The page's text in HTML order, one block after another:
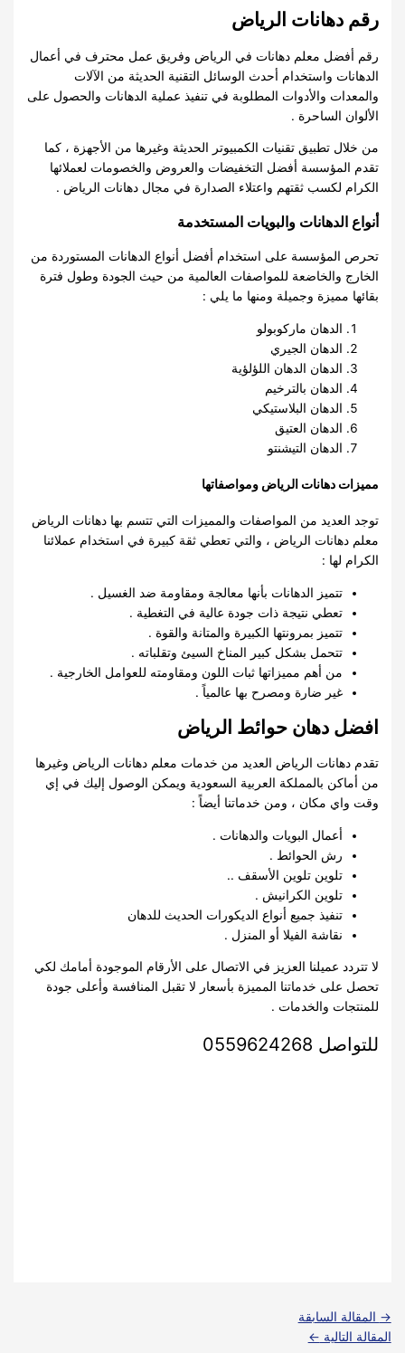
رقم دهانات الرياض
رقم أفضل معلم دهانات في الرياض وفريق عمل محترف في أعمال
الدهانات واستخدام أحدث الوسائل التقنية الحديثة من الآلات
والمعدات والأدوات المطلوبة في تنفيذ عملية الدهانات والحصول على
الألوان الساحرة .
من خلال تطبيق تقنيات الكمبيوتر الحديثة وغيرها من الأجهزة ، كما
تقدم المؤسسة أفضل التخفيضات والعروض والخصومات لعملائها
الكرام لكسب ثقتهم واعتلاء الصدارة في مجال دهانات الرياض .
أنواع الدهانات والبويات المستخدمة
تحرص المؤسسة على استخدام أفضل أنواع الدهانات المستوردة من
الخارج والخاضعة للمواصفات العالمية من حيث الجودة وطول فترة
بقائها مميزة وجميلة ومنها ما يلي :
الدهان ماركوبولو
الدهان الجيري
الدهان الدهان اللؤلؤية
الدهان بالترخيم
الدهان البلاستيكي
الدهان العتيق
الدهان التيشنتو
مميزات دهانات الرياض ومواصفاتها
توجد العديد من المواصفات والمميزات التي تتسم بها دهانات الرياض
معلم دهانات الرياض ، والتي تعطي ثقة كبيرة في استخدام عملائنا
الكرام لها :
تتميز الدهانات بأنها معالجة ومقاومة ضد الغسيل .
تعطي نتيجة ذات جودة عالية في التغطية .
تتميز بمرونتها الكبيرة والمتانة والقوة .
تتحمل بشكل كبير المناخ السيئ وتقلباته .
من أهم مميزاتها ثبات اللون ومقاومته للعوامل الخارجية .
غير ضارة ومصرح بها عالمياً .
افضل دهان حوائط الرياض
تقدم دهانات الرياض العديد من خدمات معلم دهانات الرياض وغيرها
من أماكن بالمملكة العربية السعودية ويمكن الوصول إليك في إي
وقت واي مكان ، ومن خدماتنا أيضاً :
أعمال البويات والدهانات .
رش الحوائط .
تلوين تلوين الأسقف ..
تلوين الكرانيش .
تنفيذ جميع أنواع الديكورات الحديث للدهان
نقاشة الفيلا أو المنزل .
لا تتردد عميلنا العزيز في الاتصال على الأرقام الموجودة أمامك لكي
تحصل على خدماتنا المميزة بأسعار لا تقبل المنافسة وأعلى جودة
للمنتجات والخدمات .
للتواصل 0559624268
→ المقالة السابقة
المقالة التالية ←